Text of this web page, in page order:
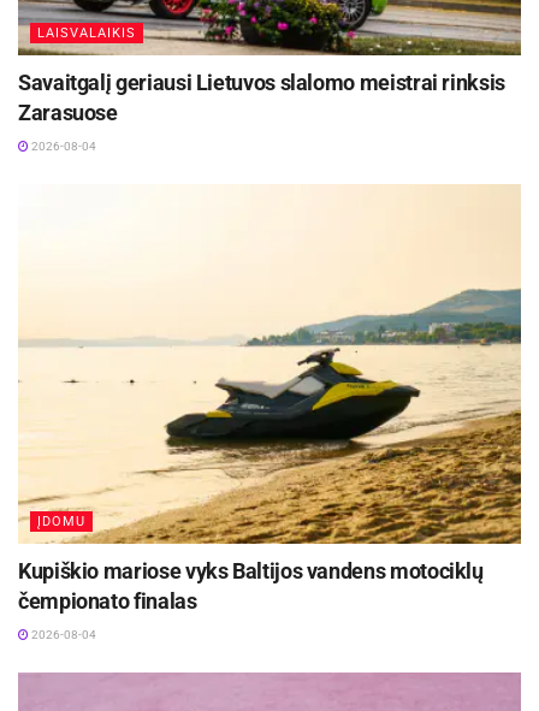
LAISVALAIKIS
Savaitgalį geriausi Lietuvos slalomo meistrai rinksis
Zarasuose
2026-08-04
ĮDOMU
Kupiškio mariose vyks Baltijos vandens motociklų
čempionato finalas
2026-08-04